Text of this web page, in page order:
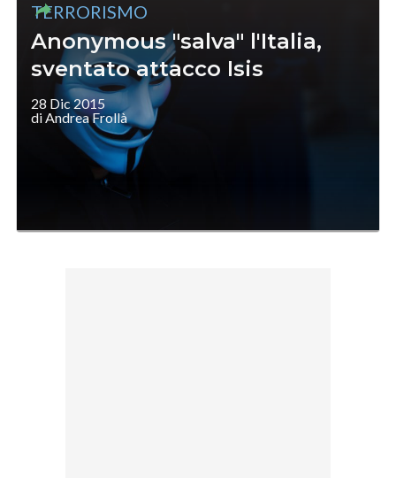
TERRORISMO
Anonymous "salva" l'Italia,
sventato attacco Isis
28 Dic 2015
di Andrea Frollà